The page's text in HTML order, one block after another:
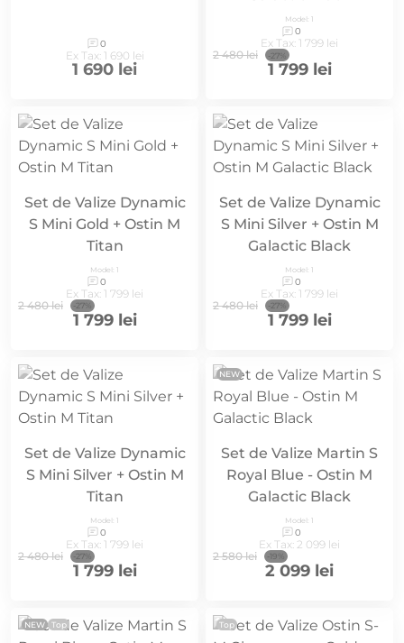
0
Ex Tax: 1 690 lei
1 690 lei
Model: 1
0
Ex Tax: 1 799 lei
2 480 lei
-27%
1 799 lei
Set de Valize Dynamic
S Mini Gold + Ostin M
Titan
Model: 1
0
Ex Tax: 1 799 lei
2 480 lei
-27%
1 799 lei
Set de Valize Dynamic
S Mini Silver + Ostin M
Galactic Black
Model: 1
0
Ex Tax: 1 799 lei
2 480 lei
-27%
1 799 lei
Set de Valize Dynamic
S Mini Silver + Ostin M
Titan
Model: 1
0
Ex Tax: 1 799 lei
2 480 lei
-27%
1 799 lei
NEW
Set de Valize Martin S
Royal Blue - Ostin M
Galactic Black
Model: 1
0
Ex Tax: 2 099 lei
2 580 lei
-19%
2 099 lei
NEW Top Top